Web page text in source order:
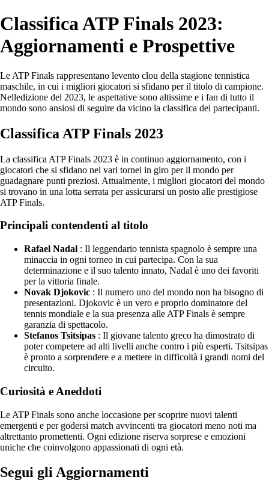
Classifica ATP Finals 2023:
Aggiornamenti e Prospettive
Le ATP Finals rappresentano levento clou della stagione tennistica
maschile, in cui i migliori giocatori si sfidano per il titolo di campione.
Nelledizione del 2023, le aspettative sono altissime e i fan di tutto il
mondo sono ansiosi di seguire da vicino la classifica dei partecipanti.
Classifica ATP Finals 2023
La classifica ATP Finals 2023 è in continuo aggiornamento, con i
giocatori che si sfidano nei vari tornei in giro per il mondo per
guadagnare punti preziosi. Attualmente, i migliori giocatori del mondo
si trovano in una lotta serrata per assicurarsi un posto alle prestigiose
ATP Finals.
Principali contendenti al titolo
Rafael Nadal : Il leggendario tennista spagnolo è sempre una
minaccia in ogni torneo in cui partecipa. Con la sua
determinazione e il suo talento innato, Nadal è uno dei favoriti
per la vittoria finale.
Novak Djokovic : Il numero uno del mondo non ha bisogno di
presentazioni. Djokovic è un vero e proprio dominatore del
tennis mondiale e la sua presenza alle ATP Finals è sempre
garanzia di spettacolo.
Stefanos Tsitsipas : Il giovane talento greco ha dimostrato di
poter competere ad alti livelli anche contro i più esperti. Tsitsipas
è pronto a sorprendere e a mettere in difficoltà i grandi nomi del
circuito.
Curiosità e Aneddoti
Le ATP Finals sono anche loccasione per scoprire nuovi talenti
emergenti e per godersi match avvincenti tra giocatori meno noti ma
altrettanto promettenti. Ogni edizione riserva sorprese e emozioni
uniche che coinvolgono appassionati di ogni età.
Segui gli Aggiornamenti